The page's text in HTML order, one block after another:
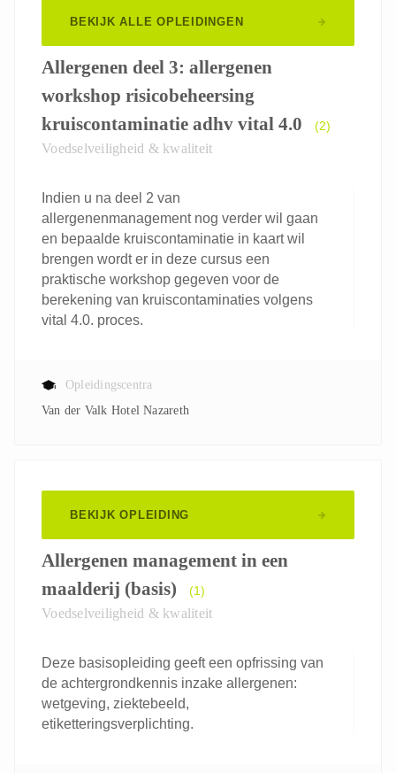
BEKIJK ALLE OPLEIDINGEN
Allergenen deel 3: allergenen
workshop risicobeheersing
kruiscontaminatie adhv vital 4.0
(2)
Voedselveiligheid & kwaliteit
Indien u na deel 2 van
allergenenmanagement nog verder wil gaan
en bepaalde kruiscontaminatie in kaart wil
brengen wordt er in deze cursus een
praktische workshop gegeven voor de
berekening van kruiscontaminaties volgens
vital 4.0. proces.
Opleidingscentra
Van der Valk Hotel Nazareth
BEKIJK OPLEIDING
Allergenen management in een
maalderij (basis)
(1)
Voedselveiligheid & kwaliteit
Deze basisopleiding geeft een opfrissing van
de achtergrondkennis inzake allergenen:
wetgeving, ziektebeeld,
etiketteringsverplichting.